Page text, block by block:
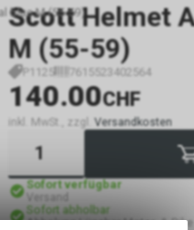
blue M (55-59)
Scott Helmet
M (55-59)
P1125 7615523402564
140.00CHF
inkl. MwSt., zzgl. Versandkosten
Sofort verfügbar
Versand
Sofort abholbar
Abholung Lüscher Motor- & Bike